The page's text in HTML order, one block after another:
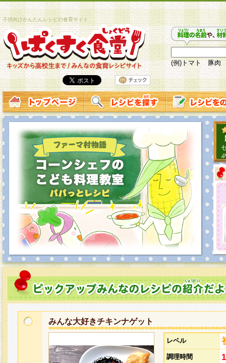
子供向けかんたんレシピの食育サイト
(例)トマト 豚肉
みんな大好きチキンナゲット
レベル
調理時間